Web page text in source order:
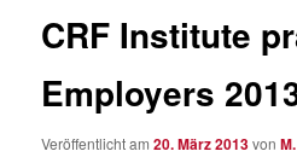
CRF Institute
Employers
Veröffentlicht am20. März 2013von